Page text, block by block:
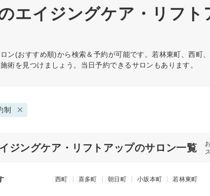
エイジングケア・リフ
ン(おすすめ順)から検索＆予約が可能です。若林東町、西町
術を見つけましょう。当日予約できるサロンもあります。
制
ジングケア・リフトアップのサロン一覧
西町 喜多町 朝日町 小坂本町 若林東町